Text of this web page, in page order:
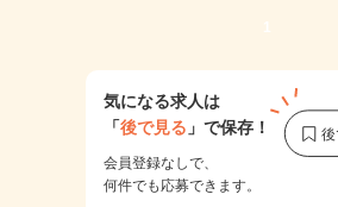
1
気になる求人は
「後で見る 」で保存！
会員登録なしで、
何件でも応募できます。